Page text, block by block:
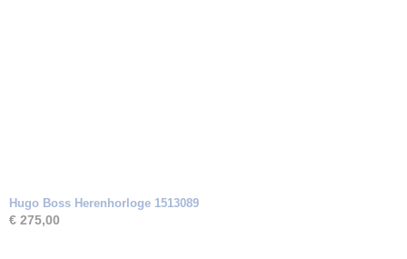
Hugo Boss Herenhorloge 1513089
€ 275,00